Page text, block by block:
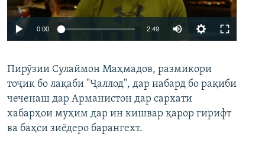
Auto 240p 360p 480p
720p 1080p
0:00 2:49
360p
480p
Пирӯзии Сулаймон Маҳмадов, размикори
тоҷик бо лақаби "Ҷаллод", дар набард бо рақиби
чеченаш дар Арманистон дар сархати
хабарҳои муҳим дар ин кишвар қарор гирифт
ва баҳси зиёдеро барангехт.